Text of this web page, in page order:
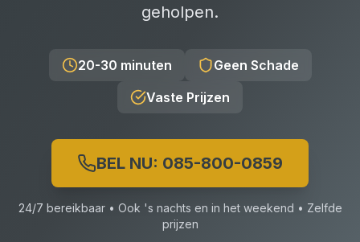
geholpen.
20-30 minuten
Geen Schade
Vaste Prijzen
BEL NU: 085-800-0859
24/7 bereikbaar • Ook 's nachts en in het weekend • Zelfde
prijzen